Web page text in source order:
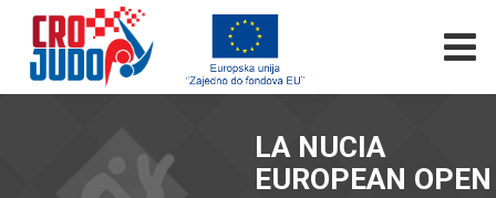
LA NUCIA
EUROPEAN OPEN